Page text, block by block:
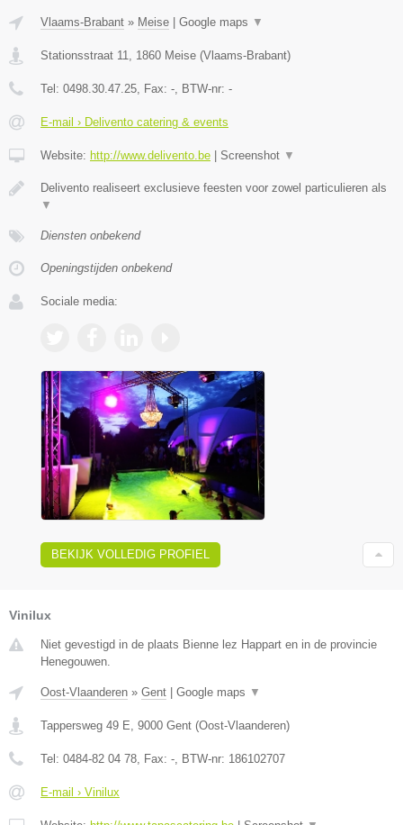
Vlaams-Brabant » Meise Google maps ▼
Stationsstraat 11, 1860 Meise (Vlaams-Brabant)
Tel: 0498.30.47.25, Fax: -, BTW-nr: -
E-mail › Delivento catering & events
Website: http://www.delivento.be Screenshot ▼
Delivento realiseert exclusieve feesten voor zowel particulieren als
▼
Diensten onbekend
Openingstijden onbekend
Sociale media:
BEKIJK VOLLEDIG PROFIEL
Vinilux
Niet gevestigd in de plaats Bienne lez Happart en in de provincie
Henegouwen.
Oost-Vlaanderen » Gent Google maps ▼
Tappersweg 49 E 9000 Gent (Oost-Vlaanderen)
Tel: 0484-82 04 78 , Fax: - , BTW-nr: 186102707
E-mail › Vinilux